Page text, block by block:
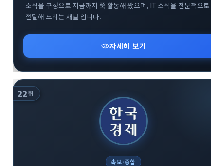
소식을 구성으로 지금까지 쭉 활동해 왔으며, IT 소식을 전문적으로
전달해 드리는 채널 입니다.
visibility자세히 보기
22위
속보·종합